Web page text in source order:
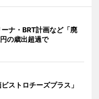
ナ・BRT計画など「廃
の歳出超過で
ストロチーズプラス」